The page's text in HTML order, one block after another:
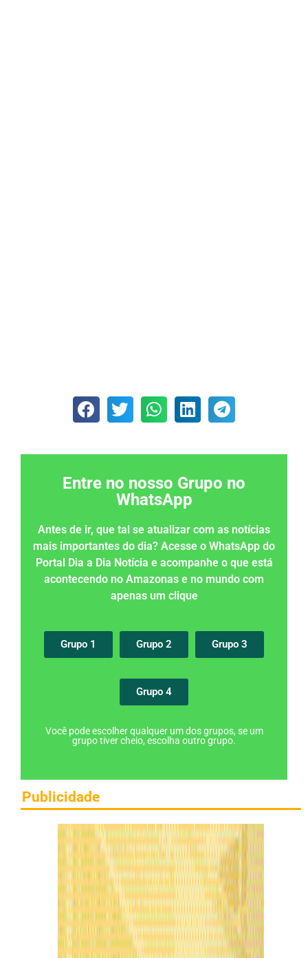
Entre no nosso Grupo no
WhatsApp
Antes de ir, que tal se atualizar com as notícias
mais importantes do dia? Acesse o WhatsApp do
Portal Dia a Dia Notícia e acompanhe o que está
acontecendo no Amazonas e no mundo com
apenas um clique
Grupo 1 Grupo 2 Grupo 3
Grupo 4
Você pode escolher qualquer um dos grupos, se um
grupo tiver cheio, escolha outro grupo.
Publicidade